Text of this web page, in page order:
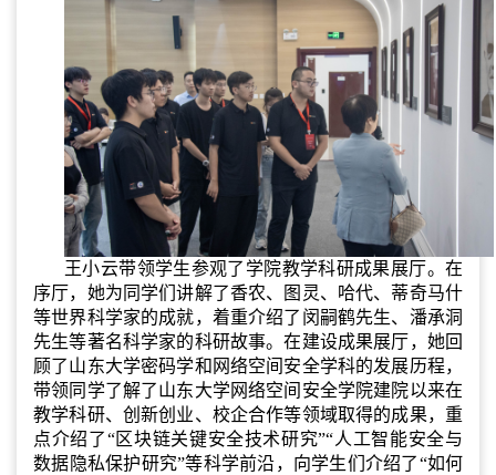
王小云带领学生参观了学院教学科研成果展厅。在
序厅，她为同学们讲解了香农、图灵、哈代、蒂奇马什
等世界科学家的成就，着重介绍了闵嗣鹤先生、潘承洞
先生等著名科学家的科研故事。在建设成果展厅，她回
顾了山东大学密码学和网络空间安全学科的发展历程，
带领同学了解了山东大学网络空间安全学院建院以来在
教学科研、创新创业、校企合作等领域取得的成果，重
点介绍了“区块链关键安全技术研究”“人工智能安全与
数据隐私保护研究”等科学前沿，向学生们介绍了“如何